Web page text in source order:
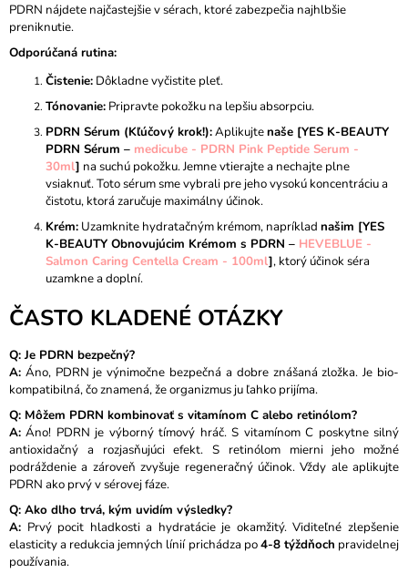
PDRN nájdete najčastejšie v sérach, ktoré zabezpečia najhlbšie
preniknutie.
Odporúčaná rutina:
Čistenie: Dôkladne vyčistite pleť.
Tónovanie: Pripravte pokožku na lepšiu absorpciu.
PDRN Sérum (Kľúčový krok!):Aplikujtenaše [YES K-BEAUTY
PDRN Sérum – medicube - PDRN Pink Peptide Serum -
30ml] na suchú pokožku. Jemne vtierajte a nechajte plne
vsiaknuť. Toto sérum sme vybrali pre jeho vysokú koncentráciu a
čistotu, ktorá zaručuje maximálny účinok.
Krém: Uzamknite hydratačným krémom, napríklad našim [YES
K-BEAUTY Obnovujúcim Krémom s PDRN – HEVEBLUE -
Salmon Caring Centella Cream - 100ml], ktorý účinok séra
uzamkne a doplní.
ČASTO KLADENÉ OTÁZKY
Q: Je PDRN bezpečný?
A: Áno, PDRN je výnimočne bezpečná a dobre znášaná zložka. Je bio-
kompatibilná, čo znamená, že organizmus ju ľahko prijíma.
Q: Môžem PDRN kombinovať s vitamínom C alebo retinólom?
A: Áno! PDRN je výborný tímový hráč. S vitamínom C poskytne silný
antioxidačný a rozjasňujúci efekt. S retinólom mierni jeho možné
podráždenie a zároveň zvyšuje regeneračný účinok. Vždy ale aplikujte
PDRN ako prvý v sérovej fáze.
Q: Ako dlho trvá, kým uvidím výsledky?
A: Prvý pocit hladkosti a hydratácie je okamžitý. Viditeľné zlepšenie
elasticity a redukcia jemných línií prichádza po4-8 týždňoch pravidelnej
používania.